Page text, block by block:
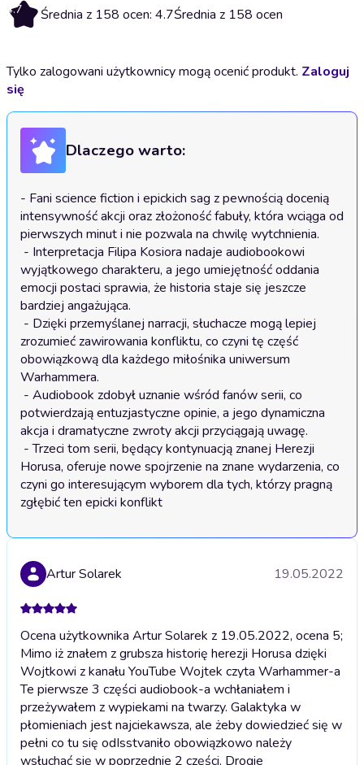
4.7 Średnia z 158 ocen: 4.7Średnia z 158 ocen
Tylko zalogowani użytkownicy mogą ocenić produkt. Zaloguj
się
Dlaczego warto:
- Fani science fiction i epickich sag z pewnością docenią
intensywność akcji oraz złożoność fabuły, która wciąga od
pierwszych minut i nie pozwala na chwilę wytchnienia.
wyjątkowego charakteru, a jego umiejętność oddania
emocji postaci sprawia, że historia staje się jeszcze
bardziej angażująca.
zrozumieć zawirowania konfliktu, co czyni tę część
obowiązkową dla każdego miłośnika uniwersum
Warhammera.
potwierdzają entuzjastyczne opinie, a jego dynamiczna
akcja i dramatyczne zwroty akcji przyciągają uwagę.
Horusa, oferuje nowe spojrzenie na znane wydarzenia, co
czyni go interesującym wyborem dla tych, którzy pragną
zgłębić ten epicki konflikt
Artur Solarek 19.05.2022
Ocena użytkownika Artur Solarek z 19.05.2022, ocena 5;
Mimo iż znałem z grubsza historię herezji Horusa dzięki
Wojtkowi z kanału YouTube Wojtek czyta Warhammer-a
Te pierwsze 3 części audiobook-a wchłaniałem i
przeżywałem z wypiekami na twarzy. Galaktyka w
płomieniach jest najciekawsza, ale żeby dowiedzieć się w
pełni co tu się odIsstvaniło obowiązkowo należy
wsłuchać się w poprzednie 2 części. Drogie